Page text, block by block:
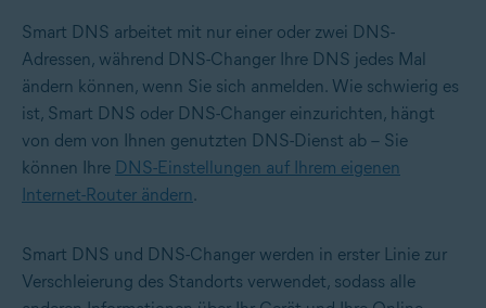
Smart DNS arbeitet mit nur einer oder zwei DNS-
Adressen, während DNS-Changer Ihre DNS jedes Mal
ändern können, wenn Sie sich anmelden. Wie schwierig es
ist, Smart DNS oder DNS-Changer einzurichten, hängt
von dem von Ihnen genutzten DNS-Dienst ab – Sie
können Ihre DNS-Einstellungen auf Ihrem eigenen
Internet-Router ändern.
Smart DNS und DNS-Changer werden in erster Linie zur
Verschleierung des Standorts verwendet, sodass alle